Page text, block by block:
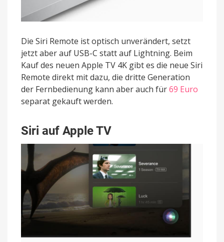
Die Siri Remote ist optisch unverändert, setzt
jetzt aber auf USB-C statt auf Lightning. Beim
Kauf des neuen Apple TV 4K gibt es die neue Siri
Remote direkt mit dazu, die dritte Generation
der Fernbedienung kann aber auch für69 Euro
separat gekauft werden.
Siri auf Apple TV